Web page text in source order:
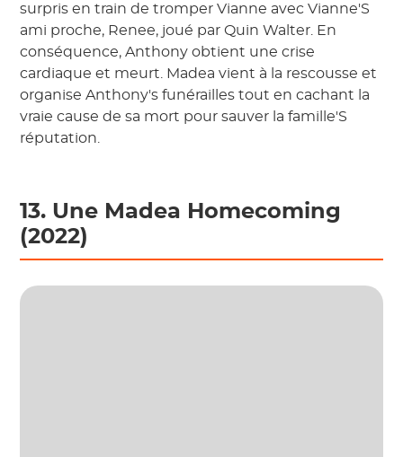
surpris en train de tromper Vianne avec Vianne'S
ami proche, Renee, joué par Quin Walter. En
conséquence, Anthony obtient une crise
cardiaque et meurt. Madea vient à la rescousse et
organise Anthony's funérailles tout en cachant la
vraie cause de sa mort pour sauver la famille'S
réputation.
13. Une Madea Homecoming
(2022)